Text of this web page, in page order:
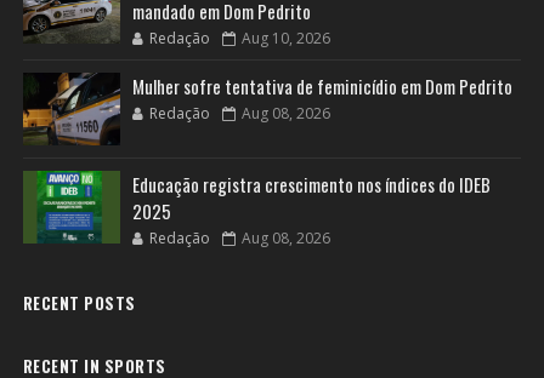
mandado em Dom Pedrito
Redação Aug 10, 2026
Mulher sofre tentativa de feminicídio em Dom Pedrito
Redação Aug 08, 2026
Educação registra crescimento nos índices do IDEB
2025
Redação Aug 08, 2026
RECENT POSTS
RECENT IN SPORTS